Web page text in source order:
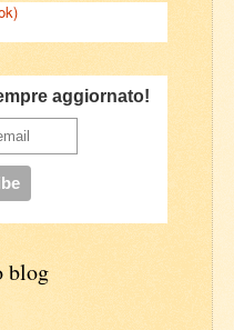
aggiornato!
blog